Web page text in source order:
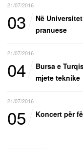
21/07/2016
03
Në
pranuese
21/07/2016
04
Bursa e
mjete teknike
21/07/2016
05 Koncert për